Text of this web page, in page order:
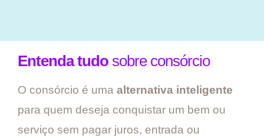
Entenda tudo sobre consórcio
O consórcio é uma alternativa inteligente
para quem deseja conquistar um bem ou
serviço sem pagar juros, entrada ou